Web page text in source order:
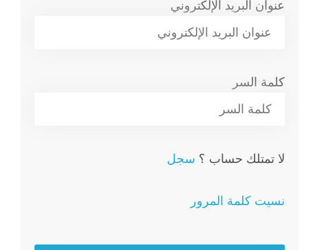
عنوان البريد الإلكتروني
كلمة السر
لا تمتلك حساب ؟ سجل
نسيت كلمة المرور